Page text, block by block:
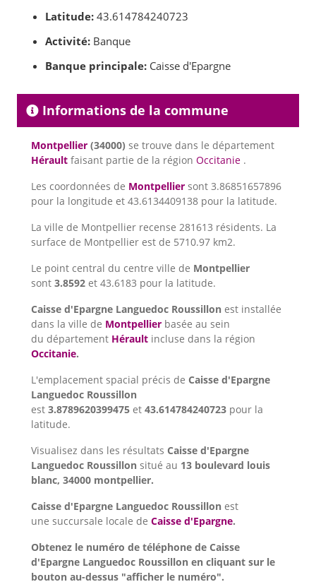
Latitude: 43.614784240723
Activité: Banque
Banque principale: Caisse d'Epargne
Informations de la commune
Montpellier (34000) se trouve dans le département
Hérault faisant partie de la région Occitanie .
Les coordonnées de Montpellier sont 3.86851657896
pour la longitude et 43.6134409138 pour la latitude.
La ville de Montpellier recense 281613 résidents. La
surface de Montpellier est de 5710.97 km2.
Le point central du centre ville de Montpellier
sont 3.8592 et 43.6183 pour la latitude.
Caisse d'Epargne Languedoc Roussillon est installée
dans la ville de Montpellier basée au sein
du département Hérault incluse dans la région
Occitanie.
L'emplacement spacial précis de Caisse d'Epargne
Languedoc Roussillon
est 3.8789620399475 et 43.614784240723 pour la
latitude.
Visualisez dans les résultats Caisse d'Epargne
Languedoc Roussillon situé au 13 boulevard louis
blanc, 34000 montpellier.
Caisse d'Epargne Languedoc Roussillon est
une succursale locale de Caisse d'Epargne.
Obtenez le numéro de téléphone de Caisse
d'Epargne Languedoc Roussillon en cliquant sur le
bouton au-dessus "afficher le numéro".